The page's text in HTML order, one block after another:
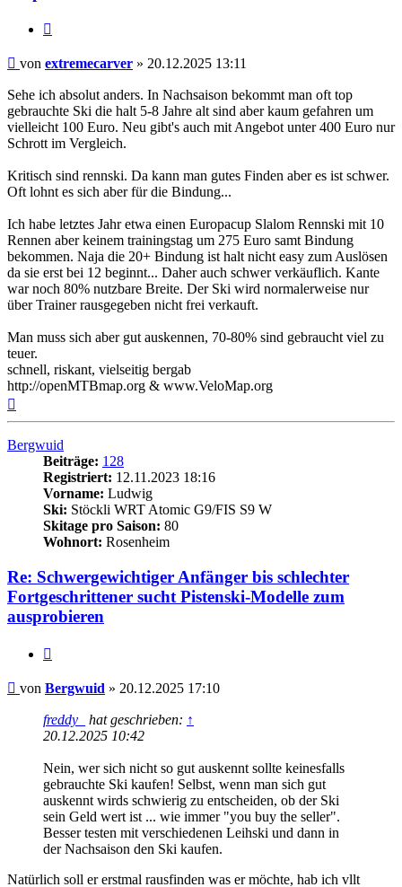
Beitrag
von extremecarver » 20.12.2025 13:11
Sehe ich absolut anders. In Nachsaison bekommt man oft top
gebrauchte Ski die halt 5-8 Jahre alt sind aber kaum gefahren um
vielleicht 100 Euro. Neu gibt's auch mit Angebot unter 400 Euro nur
Schrott im Vergleich.
Kritisch sind rennski. Da kann man gutes Finden aber es ist schwer.
Oft lohnt es sich aber für die Bindung...
Ich habe letztes Jahr etwa einen Europacup Slalom Rennski mit 10
Rennen aber keinem trainingstag um 275 Euro samt Bindung
bekommen. Naja die 20+ Bindung ist halt nicht easy zum Auslösen
da sie erst bei 12 beginnt... Daher auch schwer verkäuflich. Kante
war noch 80% nutzbare Breite. Der Ski wird normalerweise nur
über Trainer rausgegeben nicht frei verkauft.
Man muss sich aber gut auskennen, 70-80% sind gebraucht viel zu
teuer.
schnell, riskant, vielseitig bergab
http://openMTBmap.org & www.VeloMap.org
Bergwuid
Beiträge: 128
Registriert: 12.11.2023 18:16
Vorname: Ludwig
Ski: Stöckli WRT Atomic G9/FIS S9 W
Skitage pro Saison: 80
Wohnort: Rosenheim
Re: Schwergewichtiger Anfänger bis schlechter
Fortgeschrittener sucht Pistenski-Modelle zum
ausprobieren
Beitrag
von Bergwuid » 20.12.2025 17:10
freddy_ hat geschrieben: ↑
20.12.2025 10:42
Nein, wer sich nicht so gut auskennt sollte keinesfalls
gebrauchte Ski kaufen! Selbst, wenn man sich gut
auskennt wirds schwierig zu entscheiden, ob der Ski
sein Geld wert ist ... wie immer "you buy the seller".
Besser testen mit verschiedenen Leihski und dann in
der Nachsaison den Ski kaufen.
Natürlich soll er erstmal rausfinden was er möchte, hab ich vllt